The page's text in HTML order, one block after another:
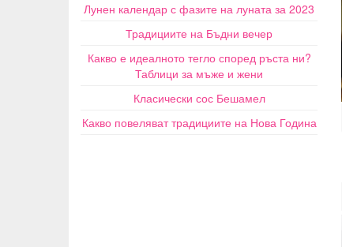
Лунен календар с фазите на луната за 2023
Традициите на Бъдни вечер
Какво е идеалното тегло според ръста ни?
Таблици за мъже и жени
Класически сос Бешамел
Какво повеляват традициите на Нова Година